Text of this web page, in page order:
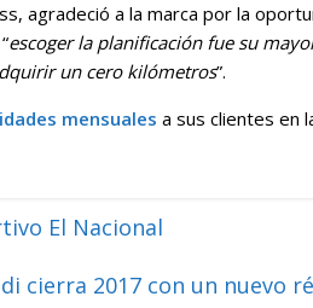
agradeció a la marca por la
escoger la planificación fue su
un cero kilómetros”.
mensuales a sus clientes en
El Nacional
cierra 2017 con un nuevo